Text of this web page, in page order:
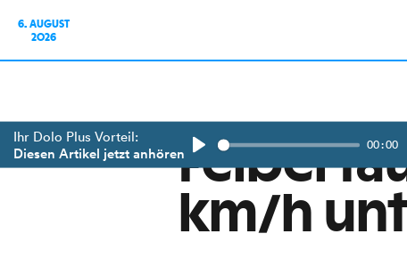
6. AUGUST
2026
Ihr Dolo Plus Vorteil:
Diesen Artikel jetzt anhören
Play
00:00
km/h